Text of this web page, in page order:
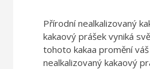
Přírodní nealkalizovaný
kakaový prášek vyniká
tohoto kakaa promění
nealkalizovaný kakaový